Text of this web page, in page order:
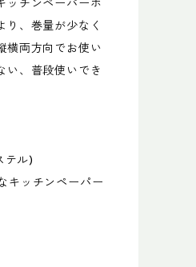
ッチンペーパーホ
り、巻量が少なく
横両方向でお使い
い、普段使いでき
テル)
ッチンペーパー